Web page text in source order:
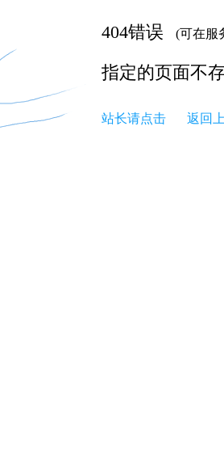
404错误 (可在服
指定的页面不
站长请点击 返回